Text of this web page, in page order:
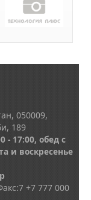
050009,
189
- 17:00, обед с
и воскресенье
7 +7 777 000